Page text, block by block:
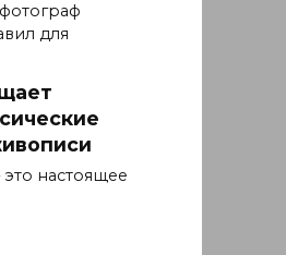
для
это настоящее